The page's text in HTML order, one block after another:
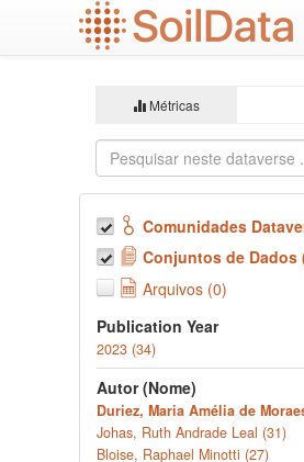
Métricas
Comunidades
Conjuntos de Dados
Arquivos (0)
Publication Year
2023 (34)
Autor (Nome)
Duriez, Maria Amélia de
Johas, Ruth Andrade Leal (31)
Bloise, Raphael Minotti (27)